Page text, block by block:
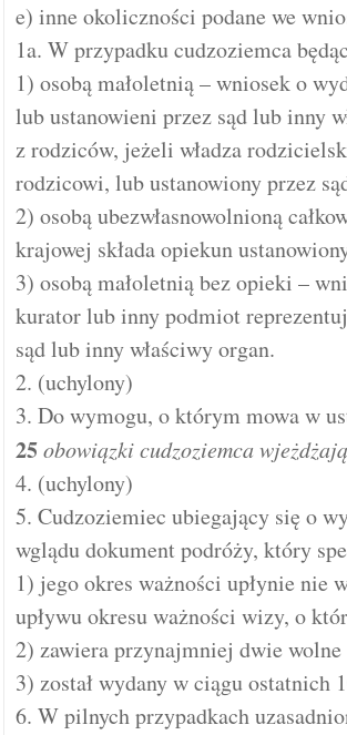
e) inne okoliczności podane we
1a. W przypadku cudzoziemca
1) osobą małoletnią – wniosek o
lub ustanowieni przez sąd lub inny
z rodziców, jeżeli władza
rodzicowi, lub ustanowiony przez
2) osobą ubezwłasnowolnioną
krajowej składa opiekun
3) osobą małoletnią bez opieki –
kurator lub inny podmiot
sąd lub inny właściwy organ.
2. (uchylony)
3. Do wymogu, o którym mowa w
25obowiązki cudzoziemca
4. (uchylony)
5. Cudzoziemiec ubiegający się o
wglądu dokument podróży, który
1) jego okres ważności upłynie nie
upływu okresu ważności wizy, o
2) zawiera przynajmniej dwie wolne
3) został wydany w ciągu ostatnich
6. W pilnych przypadkach